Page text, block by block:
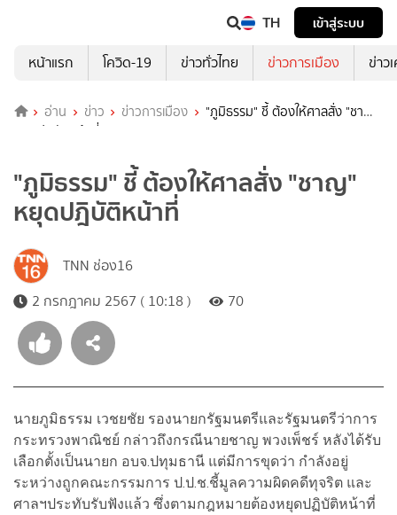
TH
เข้าสู่ระบบ
หน้าแรก
โควิด-19 ข่าวทั่วไทย ข่าวการเมือง ข่าว
อ่าน ข่าว ข่าวการเมือง
"ภูมิธรรม" ชี้ ต้องให้ศาลสั่ง "ชาญ"
หยุดปฎิบัติหน้าที่
"ภูมิธรรม" ชี้ ต้องให้ศาลสั่ง "ชาญ"
หยุดปฎิบัติหน้าที่
TNN ช่อง16
2 กรกฎาคม 2567 ( 10:18 )
70
นายภูมิธรรม เวชยชัย รองนายกรัฐมนตรีและรัฐมนตรีว่าการ
กระทรวงพาณิชย์ กล่าวถึงกรณีนายชาญ พวงเพ็ชร์ หลังได้รับ
เลือกตั้งเป็นนายก อบจ.ปทุมธานี แต่มีการขุดว่า กำลังอยู่
ระหว่างถูกคณะกรรมการ ป.ป.ช.ชี้มูลความผิดคดีทุจริต และ
ศาลฯประทับรับฟังแล้ว ซึ่งตามกฎหมายต้องหยุดปฏิบัติหน้าที่